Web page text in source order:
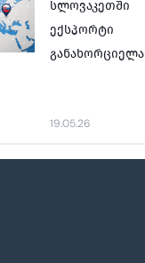
სლოვაკეთში
ექსპორტი
განახორციელა
19.05.26